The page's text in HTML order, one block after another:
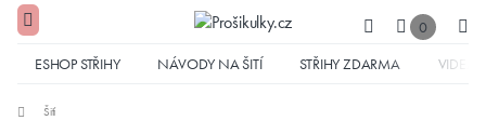
0
ESHOP STŘIHY NÁVODY NA ŠITÍ STŘIHY ZDARMA VIDEA
Šití